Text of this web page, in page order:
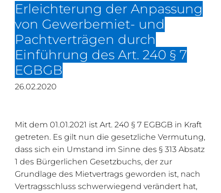
Erleichterung der Anpassung
von Gewerbemiet- und
Pachtverträgen durch
Einführung des Art. 240 § 7
EGBGB
26.02.2020
Mit dem 01.01.2021 ist Art. 240 § 7 EGBGB in Kraft
getreten. Es gilt nun die gesetzliche Vermutung,
dass sich ein Umstand im Sinne des § 313 Absatz
1 des Bürgerlichen Gesetzbuchs, der zur
Grundlage des Mietvertrags geworden ist, nach
Vertragsschluss schwerwiegend verändert hat,